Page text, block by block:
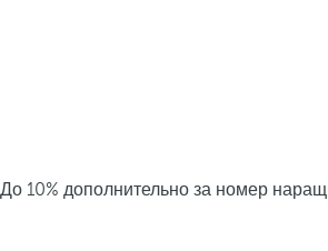
До 10% дополнительно за номер